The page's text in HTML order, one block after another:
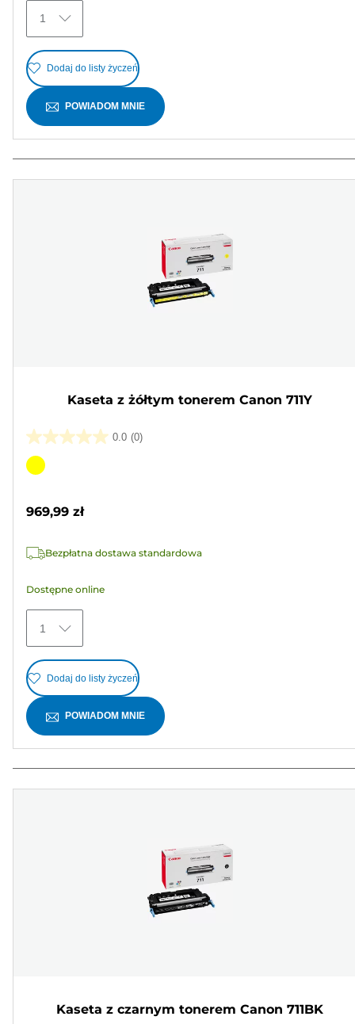
1
Dodaj do listy życzeń
POWIADOM MNIE
Kaseta z żółtym tonerem Canon 711Y
0.0 (0)
0.0
na
Wkład
969,99 zł
Bezpłatna dostawa standardowa
Dostępne online
1
Dodaj do listy życzeń
POWIADOM MNIE
Kaseta z czarnym tonerem Canon 711BK